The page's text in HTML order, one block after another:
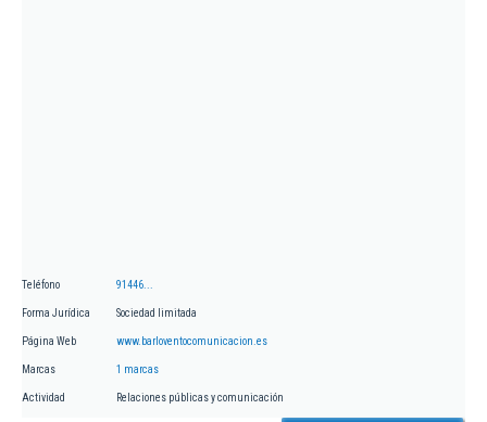
Teléfono 91446...
Forma Jurídica Sociedad limitada
Página Web www.barloventocomunicacion.es
Marcas 1 marcas
Actividad Relaciones públicas y comunicación